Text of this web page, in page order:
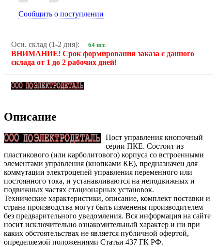
Сообщить о поступлении
Осн. склад (1-2 дня): 64 шт.
ВНИМАНИЕ! Срок формирования заказа с данного
склада от 1 до 2 рабочих дней!
Описание
Пост управления кнопочный
серии ПКЕ. Состоит из
пластикового (или карболитового) корпуса со встроенными
элементами управления (кнопками КЕ), предназначен для
коммутации электроцепей управления переменного или
постоянного тока, и устанавливаются на неподвижных и
подвижных частях стационарных установок.
Технические характеристики, описание, комплект поставки и
страна производства могут быть изменены производителем
без предварительного уведомления. Вся информация на сайте
носит исключительно ознакомительный характер и ни при
каких обстоятельствах не является публичной офертой,
определяемой положениями Статьи 437 ГК РФ.